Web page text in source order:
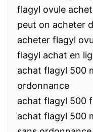
flagyl ovule
peut on acheter
acheter flagyl
flagyl achat en
achat flagyl 500
ordonnance
achat flagyl 500
achat flagyl 500